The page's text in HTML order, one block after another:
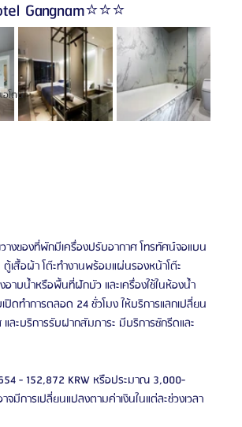
อโตน
Gangnam⭐️⭐️⭐️
งของที่พักมีเครื่องปรับอากาศ โทรทัศน์จอแบน
เสื้อผ้า โต๊ะทำงานพร้อมแผ่นรองหน้าโต๊ะ
าบน้ำหรือพื้นที่ฝักบัว และเครื่องใช้ในห้องน้ำ
ดทำการตลอด 24 ชั่วโมง ให้บริการแลกเปลี่ยน
และบริการรับฝากสัมภาระ มีบริการซักรีดและ
- 152,872 KRW หรือประมาณ 3,000-
จมีการเปลี่ยนแปลงตามค่าเงินในแต่ละช่วงเวลา